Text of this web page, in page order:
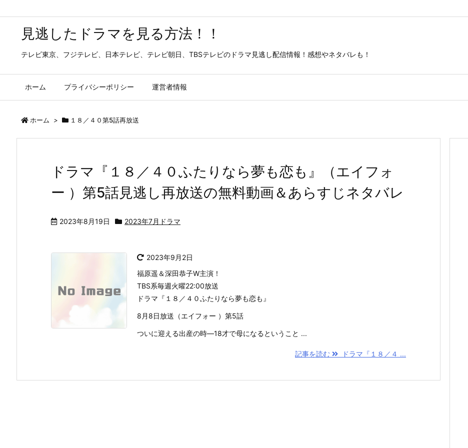
見逃したドラマを見る方法！！
テレビ東京、フジテレビ、日本テレビ、テレビ朝日、TBSテレビのドラマ見逃し配信情報！感想やネタバレも！
ホーム プライバシーポリシー 運営者情報
ホーム > １８／４０第5話再放送
ドラマ『１８／４０ふたりなら夢も恋も』（エイフォ
ー ）第5話見逃し再放送の無料動画＆あらすじネタバレ
2023年8月19日 2023年7月ドラマ
2023年9月2日
福原遥＆深田恭子W主演！
TBS系毎週火曜22:00放送
ドラマ『１８／４０ふたりなら夢も恋も』
8月8日放送（エイフォー ）第5話
ついに迎える出産の時―18才で母になるということ ...
記事を読む ドラマ『１８／４ ...